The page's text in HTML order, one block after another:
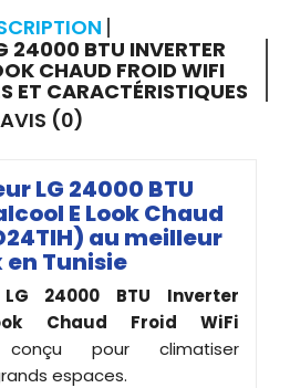
24000 BTU INVERTER
CHAUD FROID WIFI
ET CARACTÉRISTIQUES
AVIS (0)
LG 24000 BTU
E Look Chaud
au meilleur
en Tunisie
24000 BTU Inverter
Chaud Froid WiFi
pour climatiser
espaces.